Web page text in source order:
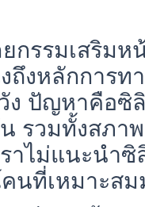
กรรมเสริม
ถึงหลักการท
ง ปัญหาคือซิ
รวมทั้งสภา
าไม่แนะนำ
นที่เหมาะสม